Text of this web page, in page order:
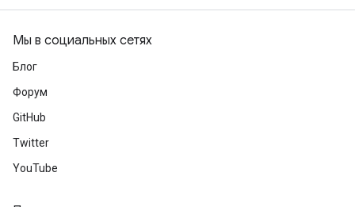
Мы в социальных сетях
Блог
Форум
GitHub
Twitter
YouTube